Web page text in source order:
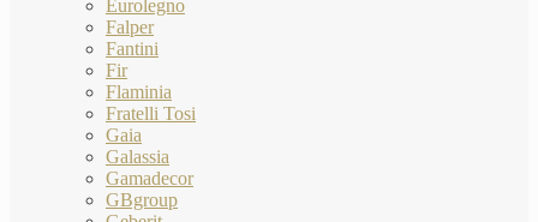
Eurolegno
Falper
Fantini
Fir
Flaminia
Fratelli Tosi
Gaia
Galassia
Gamadecor
GBgroup